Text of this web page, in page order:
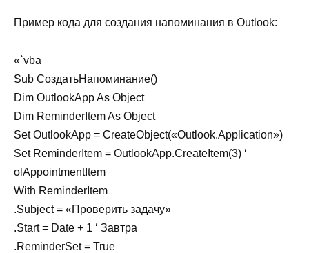
Пример кода для создания напоминания в Outlook:
«`vba
Sub СоздатьНапоминание()
Dim OutlookApp As Object
Dim ReminderItem As Object
Set OutlookApp = CreateObject(«Outlook.Application»)
Set ReminderItem = OutlookApp.CreateItem(3) ‘
olAppointmentItem
With ReminderItem
.Subject = «Проверить задачу»
.Start = Date + 1 ‘ Завтра
.ReminderSet = True